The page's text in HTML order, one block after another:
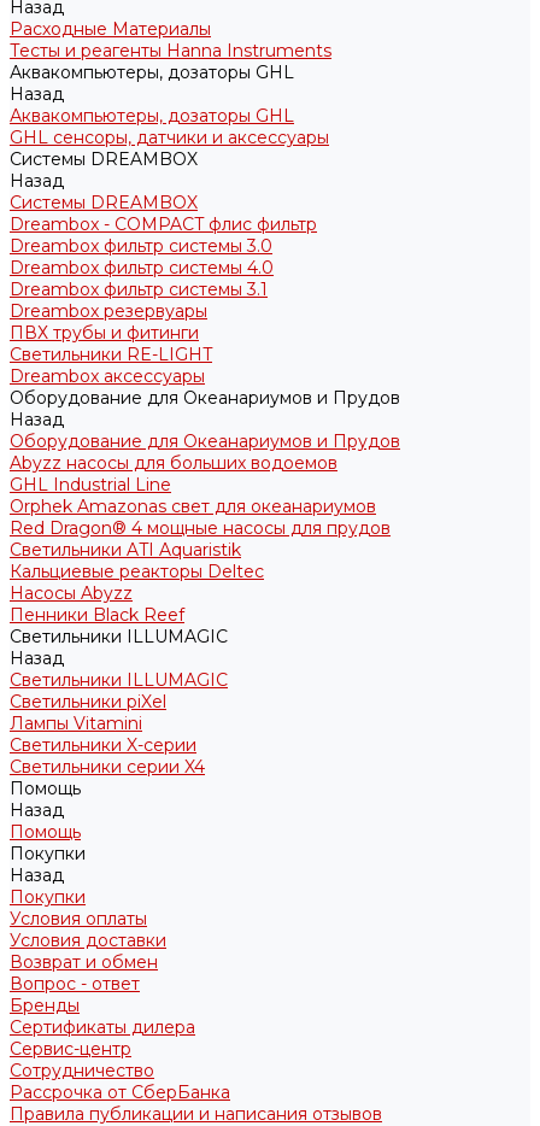
Назад
Расходные Материалы
Тесты и реагенты Hanna Instruments
Аквакомпьютеры, дозаторы GHL
Назад
Аквакомпьютеры, дозаторы GHL
GHL сенсоры, датчики и аксессуары
Системы DREAMBOX
Назад
Системы DREAMBOX
Dreambox - COMPACT флис фильтр
Dreambox фильтр системы 3.0
Dreambox фильтр системы 4.0
Dreambox фильтр системы 3.1
Dreambox резервуары
ПВХ трубы и фитинги
Светильники RE-LIGHT
Dreambox аксессуары
Оборудование для Океанариумов и Прудов
Назад
Оборудование для Океанариумов и Прудов
Abyzz насосы для больших водоемов
GHL Industrial Line
Orphek Amazonas свет для океанариумов
Red Dragon® 4 мощные насосы для прудов
Светильники ATI Aquaristik
Кальциевые реакторы Deltec
Насосы Abyzz
Пенники Black Reef
Светильники ILLUMAGIC
Назад
Светильники ILLUMAGIC
Светильники piXel
Лампы Vitamini
Светильники X-серии
Светильники серии X4
Помощь
Назад
Помощь
Покупки
Назад
Покупки
Условия оплаты
Условия доставки
Возврат и обмен
Вопрос - ответ
Бренды
Сертификаты дилера
Сервис-центр
Сотрудничество
Рассрочка от СберБанка
Правила публикации и написания отзывов